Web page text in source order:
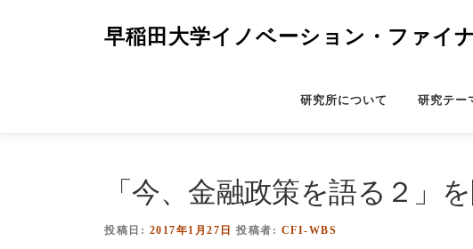
ス
早稲田大学イノベーション・ファイ
研究所について 研究テー
「今、金融政策を語る２」
投稿日: 2017年1月27日 投稿者: CFI-WBS